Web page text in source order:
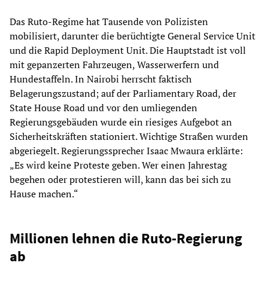
Das Ruto-Regime hat Tausende von Polizisten
mobilisiert, darunter die berüchtigte General Service Unit
und die Rapid Deployment Unit. Die Hauptstadt ist voll
mit gepanzerten Fahrzeugen, Wasserwerfern und
Hundestaffeln. In Nairobi herrscht faktisch
Belagerungszustand; auf der Parliamentary Road, der
State House Road und vor den umliegenden
Regierungsgebäuden wurde ein riesiges Aufgebot an
Sicherheitskräften stationiert. Wichtige Straßen wurden
abgeriegelt. Regierungssprecher Isaac Mwaura erklärte:
„Es wird keine Proteste geben. Wer einen Jahrestag
begehen oder protestieren will, kann das bei sich zu
Hause machen.“
Millionen lehnen die Ruto-Regierung
ab